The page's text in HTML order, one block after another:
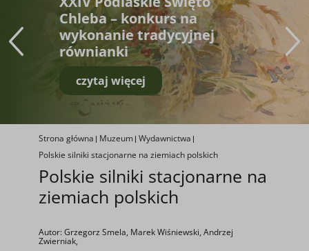
Chleba – konkurs na
wykonanie tradycyjnej
równianki
czytaj więcej
Strona główna Muzeum Wydawnictwa
Polskie silniki stacjonarne na ziemiach polskich
Polskie silniki stacjonarne na
ziemiach polskich
Autor: Grzegorz Smela, Marek Wiśniewski, Andrzej
Zwierniak,